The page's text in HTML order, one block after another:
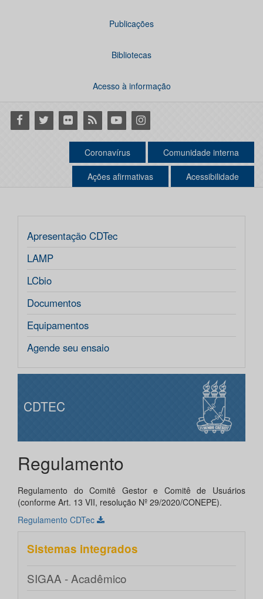
Publicações
Bibliotecas
Acesso à informação
Facebook
Twitter Flickr RSS YoutubeInstagram
Coronavírus Comunidade interna
Ações afirmativas Acessibilidade
Apresentação CDTec
LAMP
LCbio
Documentos
Equipamentos
Agende seu ensaio
CDTEC
Regulamento
Regulamento do Comitê Gestor e Comitê de Usuários
(conforme Art. 13 VII, resolução Nº 29/2020/CONEPE).
Regulamento CDTec
Sistemas integrados
SIGAA - Acadêmico